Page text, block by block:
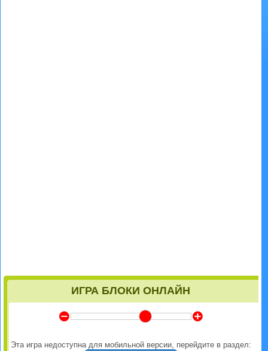
ИГРА БЛОКИ ОНЛАЙН
Y Z
Эта игра недоступна для мобильной версии, перейдите в раздел: